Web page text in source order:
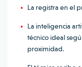
La registra en el
La inteligencia
técnico ideal
proximidad.